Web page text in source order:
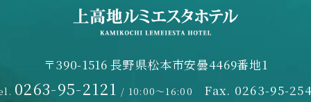
〒390-1516 長野県松本市安曇4469番地1
0263-95-2121 / 10:00～16:00 Fax. 0263-95-